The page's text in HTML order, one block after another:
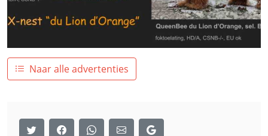
Naar alle advertenties